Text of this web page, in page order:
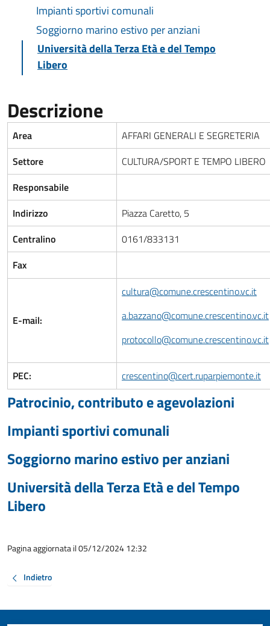
Impianti sportivi comunali
Soggiorno marino estivo per anziani
Università della Terza Età e del Tempo
Libero
Descrizione
Area
AFFARI GENERALI E SEGRETERIA
Settore
CULTURA/SPORT E TEMPO LIBERO
Responsabile
Indirizzo
Piazza Caretto, 5
Centralino
0161/833131
Fax
E-mail:
cultura@comune.crescentino.vc.it
a.bazzano@comune.crescentino.vc.it
protocollo@comune.crescentino.vc.it
PEC: crescentino@cert.ruparpiemonte.it
Patrocinio, contributo e agevolazioni
Impianti sportivi comunali
Soggiorno marino estivo per anziani
Università della Terza Età e del Tempo
Libero
Pagina aggiornata il 05/12/2024 12:32
Indietro